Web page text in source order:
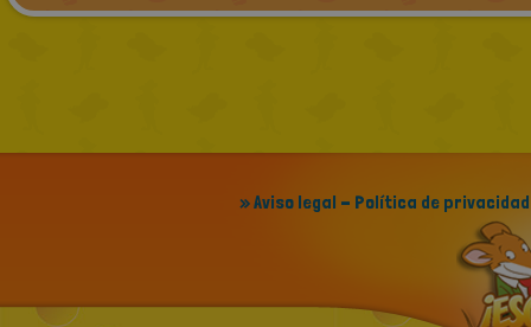
» Aviso legal - Política de privacidad